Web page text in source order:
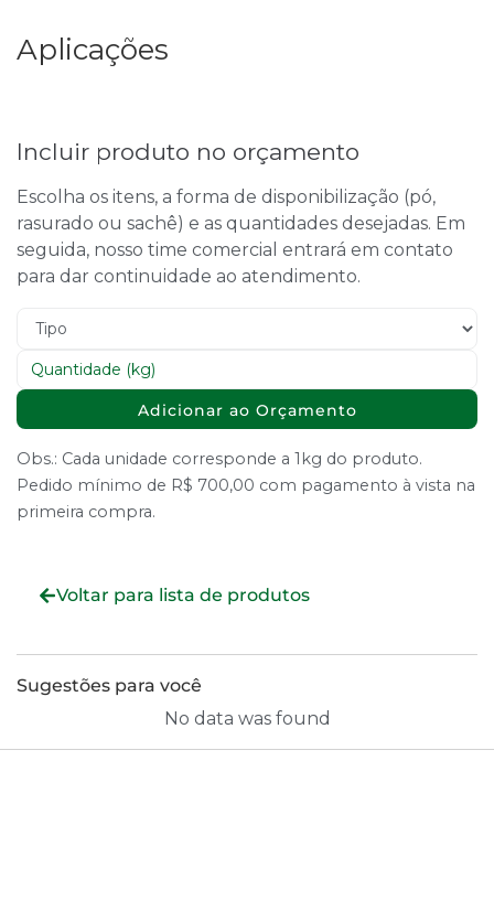
Aplicações
Incluir produto no orçamento
Escolha os itens, a forma de disponibilização (pó,
rasurado ou sachê) e as quantidades desejadas. Em
seguida, nosso time comercial entrará em contato
para dar continuidade ao atendimento.
Adicionar ao Orçamento
Obs.: Cada unidade corresponde a 1kg do produto.
Pedido mínimo de R$ 700,00 com pagamento à vista na
primeira compra.
Voltar para lista de produtos
Sugestões para você
No data was found